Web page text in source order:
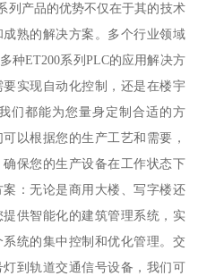
列产品的优势不仅在于其的技术
熟的解决方案。多个行业领域
种ET200系列PLC的应用解决方
实现自动化控制，还是在楼宇
们都能为您量身定制合适的方
以根据您的生产工艺和需要，
保您的生产设备在工作状态下
：无论是商用大楼、写字楼还
供智能化的建筑管理系统，实
统的集中控制和优化管理。交
到轨道交通信号设备，我们可